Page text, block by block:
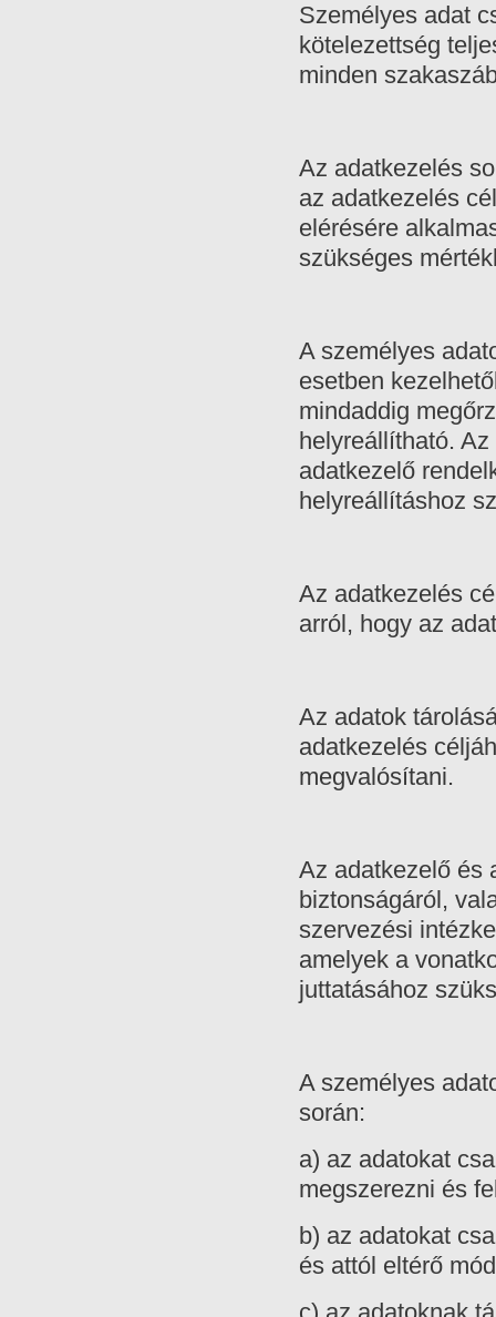
Személyes adat
kötelezettség
minden
Az adatkezelés
az adatkezelés
elérésére
szükséges
A személyes
esetben
mindaddig
helyreállítható.
adatkezelő
helyreállításhoz
Az adatkezelés
arról, hogy az
Az adatok
adatkezelés
megvalósítani.
Az adatkezelő és
biztonságáról,
szervezési
amelyek a
juttatásához
A személyes
során:
a) az adatokat
megszerezni és
b) az adatokat
és attól eltérő